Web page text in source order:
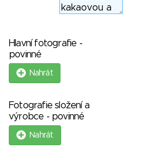
Hlavní fotografie -
povinné
Nahrát
Fotografie složení a
výrobce - povinné
Nahrát